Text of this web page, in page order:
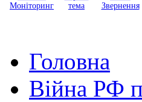
Моніторинг
тема
Звернення
Головна
Війна РФ